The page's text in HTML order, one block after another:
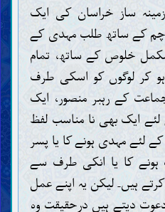
ساز خراسان کی ایک
کے ساتھ طلب مہدی کے
خلوص کے ساتھ، تمام
کر لوگوں کو اسکی طرف
کے رہبر منصور، ایک
ایک بھی نا مناسب لفظ
لئے مہدی ہونے کا یا پسر
ہونے کا یا انکی طرف سے
ہیں۔ لیکن یہ اپنے عمل
دیتے ہیں درحقیقت وہ